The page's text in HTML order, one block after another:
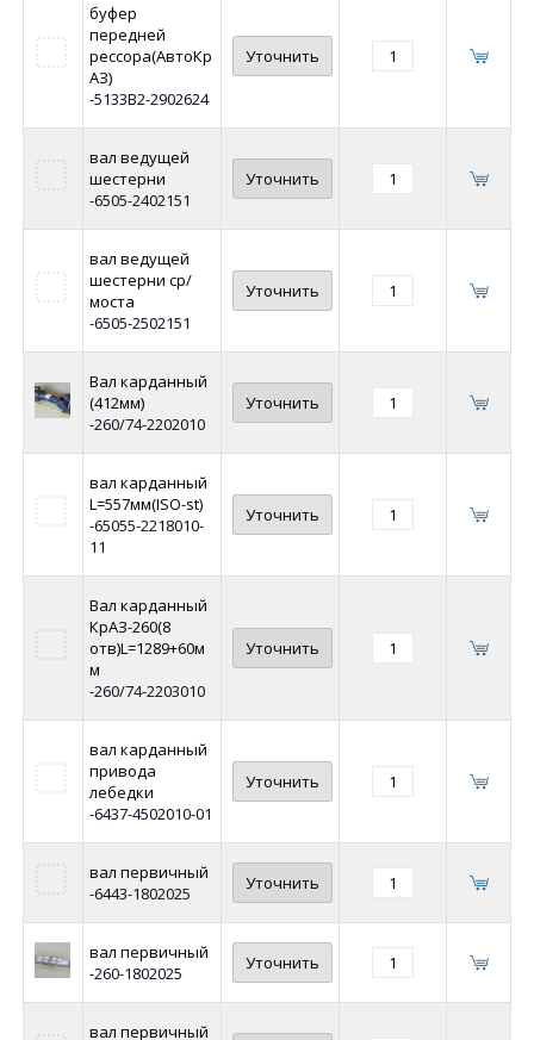
буфер
передней
рессора(АвтоКр
АЗ)
-5133В2-2902624
Уточнить
вал ведущей
шестерни
-6505-2402151
Уточнить
вал ведущей
шестерни ср/
моста
-6505-2502151
Уточнить
Вал карданный
(412мм)
-260/74-2202010
Уточнить
вал карданный
L=557мм(ISO-st)
-65055-2218010-
11
Уточнить
Вал карданный
КрАЗ-260(8
отв)L=1289+60м
м
-260/74-2203010
Уточнить
вал карданный
привода
лебедки
-6437-4502010-01
Уточнить
вал первичный
-6443-1802025
Уточнить
вал первичный
-260-1802025
Уточнить
вал первичный